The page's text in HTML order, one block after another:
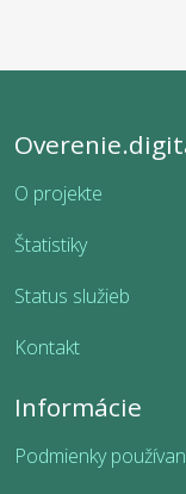
O projekte
Štatistiky
Status služieb
Kontakt
Informácie
Podmienky